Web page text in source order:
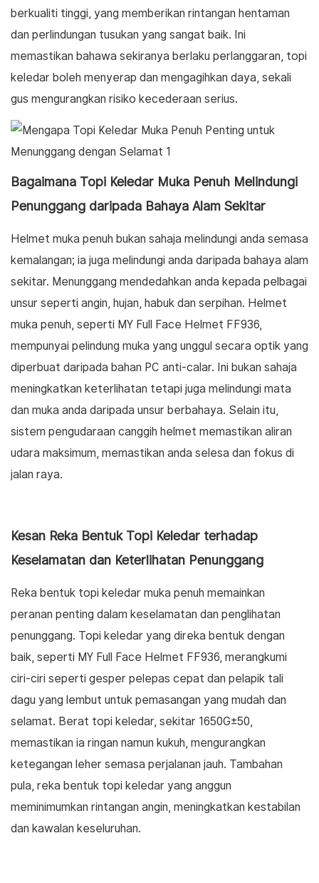
berkualiti tinggi, yang memberikan rintangan hentaman
dan perlindungan tusukan yang sangat baik. Ini
memastikan bahawa sekiranya berlaku perlanggaran, topi
keledar boleh menyerap dan mengagihkan daya, sekali
gus mengurangkan risiko kecederaan serius.
Bagaimana Topi Keledar Muka Penuh Melindungi
Penunggang daripada Bahaya Alam Sekitar
Helmet muka penuh bukan sahaja melindungi anda semasa
kemalangan; ia juga melindungi anda daripada bahaya alam
sekitar. Menunggang mendedahkan anda kepada pelbagai
unsur seperti angin, hujan, habuk dan serpihan. Helmet
muka penuh, seperti MY Full Face Helmet FF936,
mempunyai pelindung muka yang unggul secara optik yang
diperbuat daripada bahan PC anti-calar. Ini bukan sahaja
meningkatkan keterlihatan tetapi juga melindungi mata
dan muka anda daripada unsur berbahaya. Selain itu,
sistem pengudaraan canggih helmet memastikan aliran
udara maksimum, memastikan anda selesa dan fokus di
jalan raya.
Kesan Reka Bentuk Topi Keledar terhadap
Keselamatan dan Keterlihatan Penunggang
Reka bentuk topi keledar muka penuh memainkan
peranan penting dalam keselamatan dan penglihatan
penunggang. Topi keledar yang direka bentuk dengan
baik, seperti MY Full Face Helmet FF936, merangkumi
ciri-ciri seperti gesper pelepas cepat dan pelapik tali
dagu yang lembut untuk pemasangan yang mudah dan
selamat. Berat topi keledar, sekitar 1650G±50,
memastikan ia ringan namun kukuh, mengurangkan
ketegangan leher semasa perjalanan jauh. Tambahan
pula, reka bentuk topi keledar yang anggun
meminimumkan rintangan angin, meningkatkan kestabilan
dan kawalan keseluruhan.